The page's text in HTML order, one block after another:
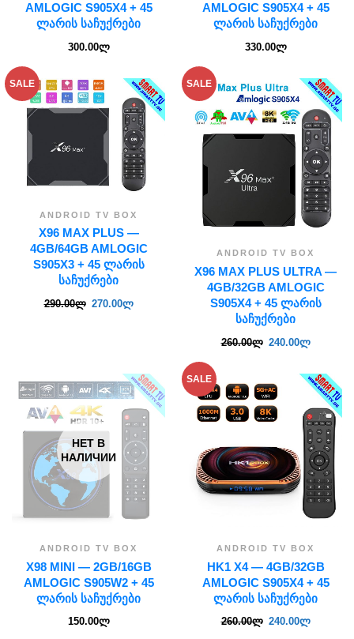
AMLOGIC S905X4 + 45
ᲚᲐᲠᲘᲡ ᲡᲐᲩᲣᲥᲠᲔᲑᲘ
300.00ლ
AMLOGIC S905X4 + 45
ᲚᲐᲠᲘᲡ ᲡᲐᲩᲣᲥᲠᲔᲑᲘ
330.00ლ
SALE
ANDROID TV BOX
X96 MAX PLUS —
4GB/64GB AMLOGIC
S905X3 + 45 ᲚᲐᲠᲘᲡ
ᲡᲐᲩᲣᲥᲠᲔᲑᲘ
290.00ლ 270.00ლ
SALE
ANDROID TV BOX
X96 MAX PLUS ULTRA —
4GB/32GB AMLOGIC
S905X4 + 45 ᲚᲐᲠᲘᲡ
ᲡᲐᲩᲣᲥᲠᲔᲑᲘ
260.00ლ 240.00ლ
НЕТ В
НАЛИЧИИ
ANDROID TV BOX
X98 MINI — 2GB/16GB
AMLOGIC S905W2 + 45
ᲚᲐᲠᲘᲡ ᲡᲐᲩᲣᲥᲠᲔᲑᲘ
150.00ლ
SALE
ANDROID TV BOX
HK1 X4 — 4GB/32GB
AMLOGIC S905X4 + 45
ᲚᲐᲠᲘᲡ ᲡᲐᲩᲣᲥᲠᲔᲑᲘ
260.00ლ 240.00ლ